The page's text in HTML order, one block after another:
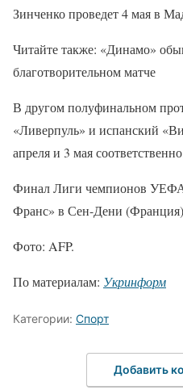
Зинченко проведет 4 мая в
Читайте также: «Динамо»
благотворительном матче
В другом полуфинальном
«Ливерпуль» и испанский
апреля и 3 мая
Финал Лиги чемпионов УЕФА
Франс» в Сен-Дени
Фото: AFP.
По материалам: Укринформ
Категории: Спорт
Добавить